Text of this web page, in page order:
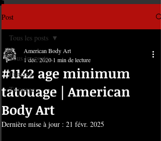
Post
Tous les posts
Piercing
Tatouage
Tous les posts
#1142 age minimum
tatouage | American
Body Art
American Body Art
1 déc. 2020 1 min de lecture
Dernière mise à jour : 21 févr. 2025